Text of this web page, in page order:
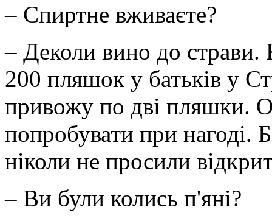
– Спиртне вживаєте?
– Деколи вино до
200 пляшок у батьків у
привожу по дві пляшки.
попробувати при нагоді.
ніколи не просили
– Ви були колись п'яні?